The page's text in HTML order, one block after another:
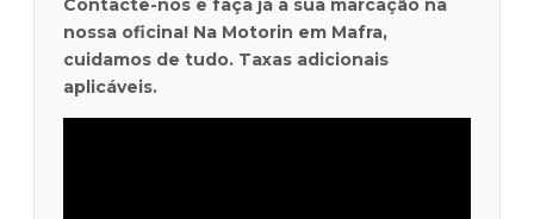
Contacte-nos e faça já a sua marcação na
nossa oficina! Na Motorin em Mafra,
cuidamos de tudo. Taxas adicionais
aplicáveis.